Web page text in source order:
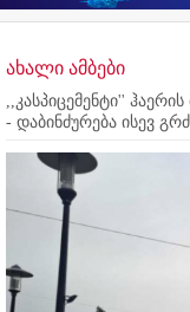
ახალი ამბები
,,კასპიცემენტი''
- დაბინძურება ისევ